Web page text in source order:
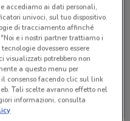
abbiamo pubblicato
Riprova più tardi.
accediamo ai dati personali,
univoci, sul tuo dispositivo.
di tracciamento affinché
e i nostri partner trattiamo i
dovessero essere
potrebbero non
a questo menu per
consenso facendo clic sul link
Tali scelte avranno effetto nel
informazioni, consulta